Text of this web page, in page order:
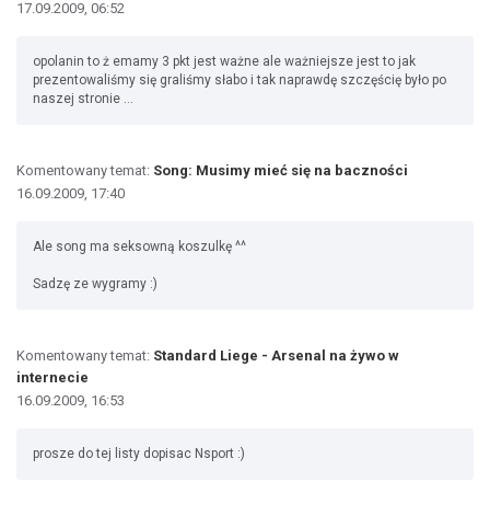
17.09.2009, 06:52
opolanin to ż emamy 3 pkt jest ważne ale ważniejsze jest to jak
prezentowaliśmy się graliśmy słabo i tak naprawdę szczęścię było po
naszej stronie ...
Komentowany temat: Song: Musimy mieć się na baczności
16.09.2009, 17:40
Ale song ma seksowną koszulkę ^^
Sadzę ze wygramy :)
Komentowany temat: Standard Liege - Arsenal na żywo w
internecie
16.09.2009, 16:53
prosze do tej listy dopisac Nsport :)